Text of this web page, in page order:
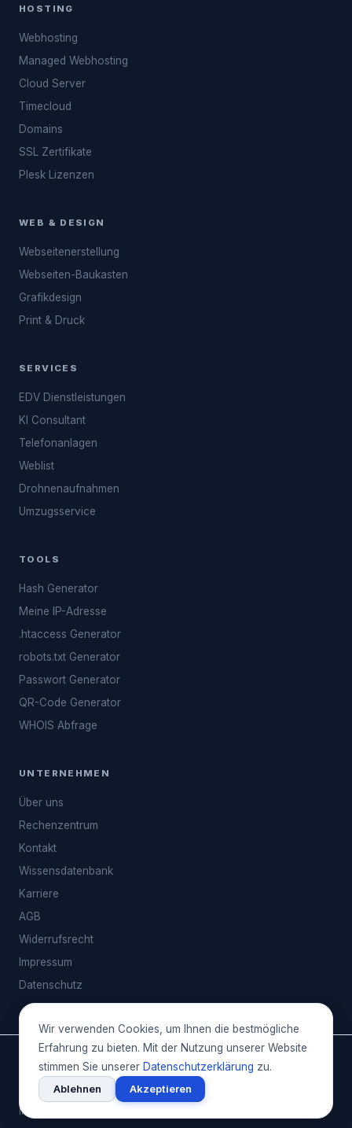
HOSTING
Webhosting
Managed Webhosting
Cloud Server
Timecloud
Domains
SSL Zertifikate
Plesk Lizenzen
WEB & DESIGN
Webseitenerstellung
Webseiten-Baukasten
Grafikdesign
Print & Druck
SERVICES
EDV Dienstleistungen
KI Consultant
Telefonanlagen
Weblist
Drohnenaufnahmen
Umzugsservice
TOOLS
Hash Generator
Meine IP-Adresse
.htaccess Generator
robots.txt Generator
Passwort Generator
QR-Code Generator
WHOIS Abfrage
UNTERNEHMEN
Über uns
Rechenzentrum
Kontakt
Wissensdatenbank
Karriere
AGB
Widerrufsrecht
Impressum
Datenschutz
© 2026 HostingTime GmbH · Stuttgarter Straße 10, 70469
Stuttgart
Alle Preise inkl. 19% MwSt. | USt-IdNr.: DE 300069352
Impressum
Wir verwenden Cookies, um Ihnen die bestmögliche
Erfahrung zu bieten. Mit der Nutzung unserer Website
stimmen Sie unserer Datenschutzerklärung zu.
Ablehnen
Akzeptieren